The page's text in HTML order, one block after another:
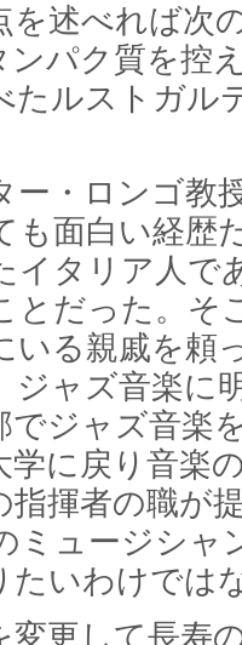
を述べれば次
ンパク質を控
たルストガル
ー・ロンゴ教
も面白い経歴
イタリア人で
とだった。そ
いる親戚を頼
ジャズ音楽に
でジャズ音楽
学に戻り音楽
指揮者の職が
ミュージシャ
たいわけでは
変更して長寿